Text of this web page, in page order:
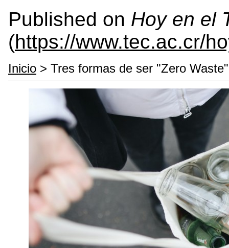
Published on Hoy en el
(https://www.tec.ac.cr/
Inicio > Tres formas de ser "Zero